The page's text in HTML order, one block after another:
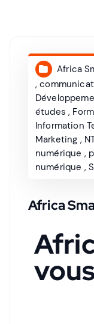
Africa
,
études ,
Information
Marketing ,
numérique ,
numérique ,
Africa